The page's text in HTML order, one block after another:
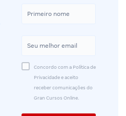
Concordo com a Política de
Privacidade e aceito
receber comunicações do
Gran Cursos Online.